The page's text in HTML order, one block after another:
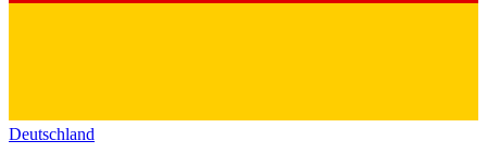
Deutschland